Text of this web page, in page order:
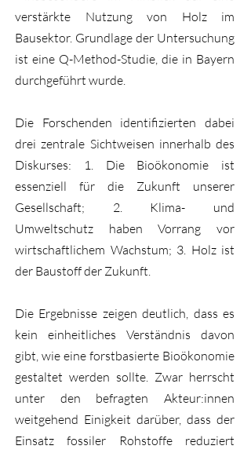
verstärkte Nutzung von Holz im
Bausektor. Grundlage der Untersuchung
ist eine Q-Method-Studie, die in Bayern
durchgeführt wurde.
Die Forschenden identifizierten dabei
drei zentrale Sichtweisen innerhalb des
Diskurses: 1. Die Bioökonomie ist
essenziell für die Zukunft unserer
Gesellschaft; 2. Klima- und
Umweltschutz haben Vorrang vor
wirtschaftlichem Wachstum; 3. Holz ist
der Baustoff der Zukunft.
Die Ergebnisse zeigen deutlich, dass es
kein einheitliches Verständnis davon
gibt, wie eine forstbasierte Bioökonomie
gestaltet werden sollte. Zwar herrscht
unter den befragten Akteur:innen
weitgehend Einigkeit darüber, dass der
Einsatz fossiler Rohstoffe reduziert